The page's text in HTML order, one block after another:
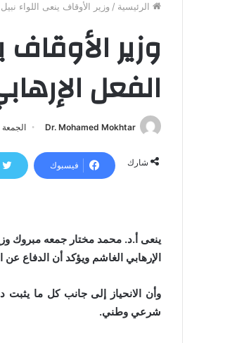
الرئيسية / وزير الأوقاف ينعى اللواء
وزير
الفعل
Dr. Mohamed Mokhtar الجمعة 14 ذو القعدة 1434هـ - 20 سبتمبر 2013م | 4:47 م
شارك فيسبوك
ينعى أ.د. محمد مختار جمعه مبروك
الإرهابي الغاشم ويؤكد أن الدفاع
وأن الانحياز إلى جانب كل ما
شرعي وطني.